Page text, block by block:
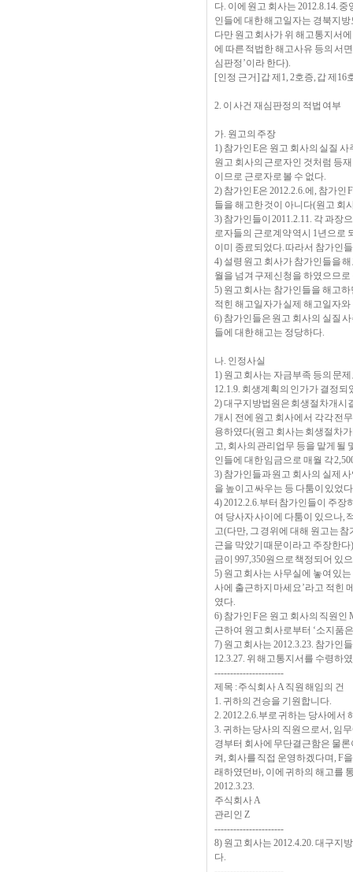
다. 이에 원고 회사는 2012.8.14.
인들에 대한 해고일자는 경북지
다만 원고 회사가 위 해고통지서
에 따른 적법한 해고사유 등의 서
심판정’이라 한다).
[인정 근거] 갑 제1, 2호증, 갑 제16
2. 이 사건 재심판정의 적법 여부
가. 원고의 주장
1) 참가인 E은 원고 회사의 실질
원고 회사의 근로자인 것처럼 등
이므로 근로자로 볼 수 없다.
2) 참가인 E은 2012.2.6.에, 참가인
들을 해고한 것이 아니다(원고 회
3) 참가인들이 2011.2.11. 각 과장
로자들의 근로계약 역시 1년으로
이미 종료되었다. 따라서 참가인
4) 설령 원고 회사가 참가인들을
월을 넘겨 구제신청을 하였으므
5) 원고 회사는 참가인들을 해고
적힌 해고일자가 실제 해고일자
6) 참가인들은 원고 회사의 실질
들에 대한 해고는 정당하다.
나. 인정사실
1) 원고 회사는 자금부족 등의 문
12.1.9. 회생계획의 인가가 결정되
2) 대구지방법원은 회생절차개시
개시 전에 원고 회사에서 각각 전
용하였다(원고 회사는 회생절차
고, 회사의 관리업무 등을 맡게 될
인들에 대한 임금으로 매월 각
3) 참가인들과 원고 회사의 실제
을 높이고 싸우는 등 다툼이 있었
4) 2012.2.6.부터 참가인들이 주장
여 당사자 사이에 다툼이 있으나,
고(다만, 그 경위에 대해 원고는
근을 막았기 때문이라고 주장한다
금이 997,350원으로 책정되어 있
5) 원고 회사는 사무실에 놓여 있
사에 출근하지 마세요’라고 적힌
였다.
6) 참가인 F은 원고 회사의 직원인
근하여 원고 회사로부터 ‘소지품
7) 원고 회사는 2012.3.23. 참가인
12.3.27. 위 해고통지서를 수령하
----------------------
제목 : 주식회사 A 직원 해임의 건
1. 귀하의 건승을 기원합니다.
2. 2012.2.6.부로 귀하는 당사에서
3. 귀하는 당사의 직원으로서, 임
경부터 회사에 무단결근함은 물
켜, 회사를 직접 운영하겠다며, F
래하였던바, 이에 귀하의 해고를
2012.3.23.
주식회사 A
관리인 Z
----------------------
8) 원고 회사는 2012.4.20. 대구지
다.